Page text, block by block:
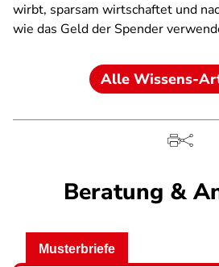
wirbt, sparsam wirtschaftet und
wie das Geld der Spender
Alle Wissens-
Beratung &
Musterbriefe